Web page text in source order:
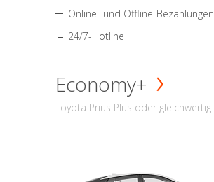
Online- und Offline-Bezahlungen
24/7-Hotline
Economy+
Toyota Prius Plus oder gleichwertig